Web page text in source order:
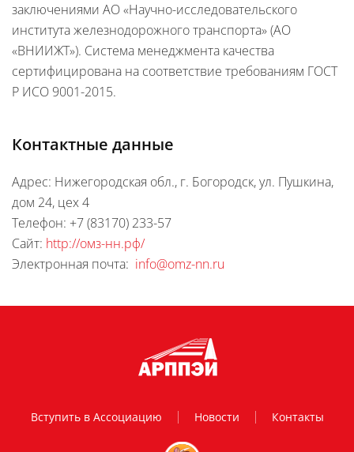
заключениями АО «Научно-исследовательского
института железнодорожного транспорта» (АО
«ВНИИЖТ»). Система менеджмента качества
сертифицирована на соответствие требованиям ГОСТ
Р ИСО 9001-2015.
Контактные данные
Адрес: Нижегородская обл., г. Богородск, ул. Пушкина,
дом 24, цех 4
Телефон: +7 (83170) 233-57
Сайт: http://омз-нн.рф/
Электронная почта: info@omz-nn.ru
Вступить в Ассоциацию Новости Контакты